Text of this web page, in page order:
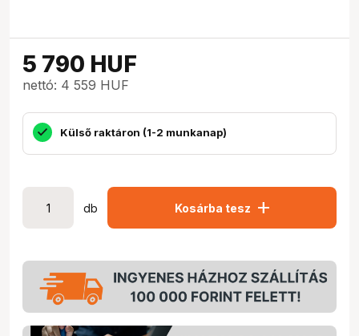
5 790 HUF
nettó: 4 559 HUF
Külső raktáron (1-2 munkanap)
db Kosárba tesz add